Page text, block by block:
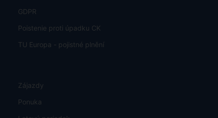
GDPR
Poistenie proti úpadku CK
TU Europa - pojistné plnění
Zájazdy
Ponuka